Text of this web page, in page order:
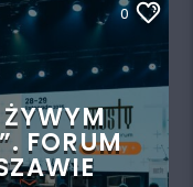
0
FORUM